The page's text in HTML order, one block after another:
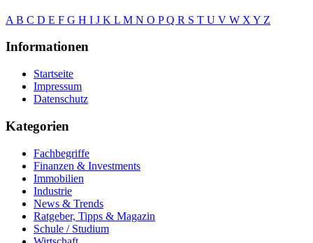
A B C D E F G H I J K L M N O PQ R S T U V W X Y Z
Informationen
Startseite
Impressum
Datenschutz
Kategorien
Fachbegriffe
Finanzen & Investments
Immobilien
Industrie
News & Trends
Ratgeber, Tipps & Magazin
Schule / Studium